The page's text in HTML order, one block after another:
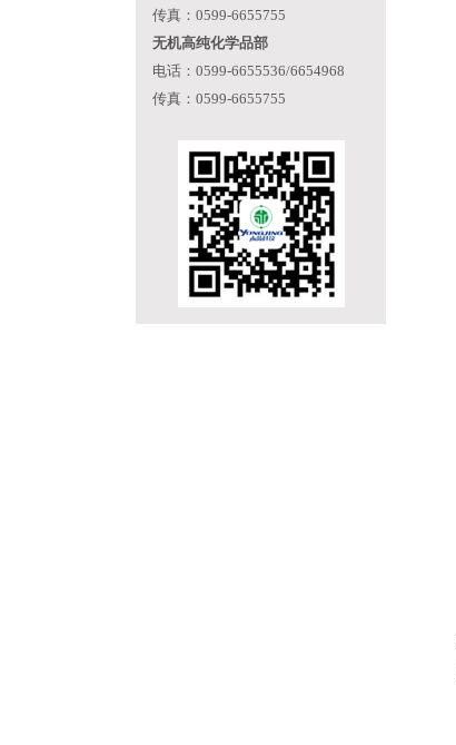
传真：0599-6655755
无机高纯化学品部
电话：0599-6655536/6654968
传真：0599-6655755